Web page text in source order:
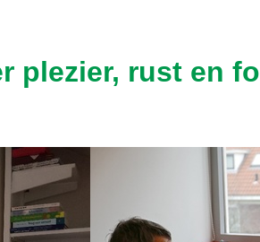
plezier, rust en